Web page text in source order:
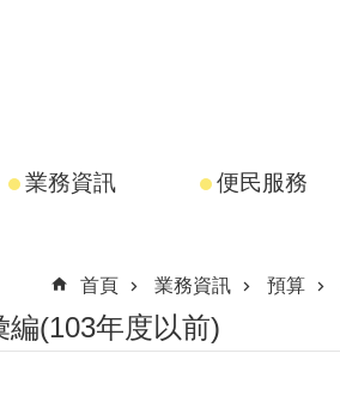
業務資訊 便民服務
首頁
業務資訊 預算
(103年度以前)